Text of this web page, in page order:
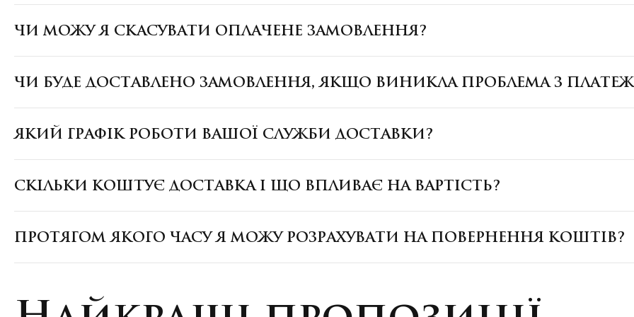
ЧИ МОЖУ Я СКАСУВАТИ ОПЛАЧЕНЕ ЗАМОВЛЕННЯ?
ЧИ БУДЕ ДОСТАВЛЕНО ЗАМОВЛЕННЯ, ЯКЩО ВИНИКЛА ПРОБЛЕМА З
ЯКИЙ ГРАФІК РОБОТИ ВАШОЇ СЛУЖБИ ДОСТАВКИ?
СКІЛЬКИ КОШТУЄ ДОСТАВКА І ЩО ВПЛИВАЄ НА ВАРТІСТЬ?
ПРОТЯГОМ ЯКОГО ЧАСУ Я МОЖУ РОЗРАХУВАТИ НА ПОВЕРНЕННЯ КОШТІВ?